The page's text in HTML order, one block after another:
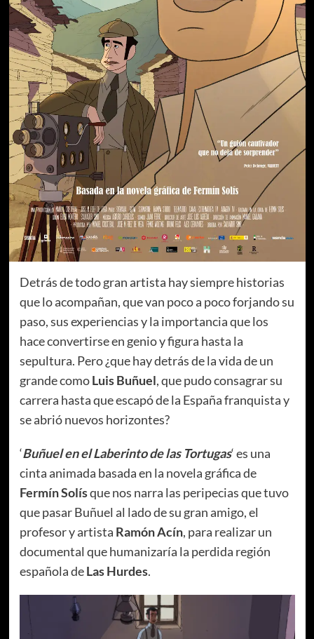
Detrás de todo gran artista hay siempre historias
que lo acompañan, que van poco a poco forjando su
paso, sus experiencias y la importancia que los
hace convertirse en genio y figura hasta la
sepultura. Pero ¿que hay detrás de la vida de un
grande comoLuis Buñuel, que pudo consagrar su
carrera hasta que escapó de la España franquista y
se abrió nuevos horizontes?
‘Buñuel en el Laberinto de las Tortugas‘ es una
cinta animada basada en la novela gráfica de
Fermín Solísque nos narra las peripecias que tuvo
que pasar Buñuel al lado de su gran amigo, el
profesor y artista Ramón Acín, para realizar un
documental que humanizaría la perdida región
española deLas Hurdes.